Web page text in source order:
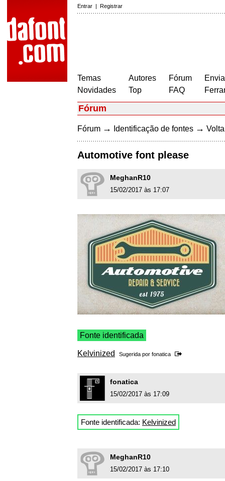
Entrar | Registrar
Temas
Novidades
Autores
Top
Fórum
FAQ
Fórum
Fórum → Identificação de fontes →
Automotive font please
MeghanR10
15/02/2017 às 17:07
Fonte identificada
Kelvinized Sugerida por fonatica
fonatica
15/02/2017 às 17:09
Fonte identificada: Kelvinized
MeghanR10
15/02/2017 às 17:10